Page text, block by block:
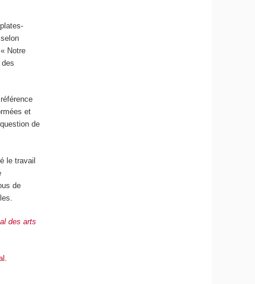
, « Notre
et
de
le travail
de
des arts